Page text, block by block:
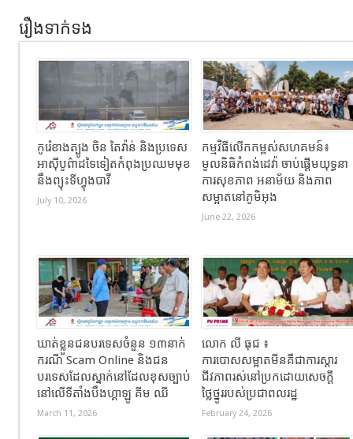
រឿងទាក់ទង
កូរ៉េខាងត្បូង ចិន តៃវ៉ាន់ និងប្រទេស
អាស៊ីបូព៌ាដទៃទៀតកំពុងប្រឈមមុខ
នឹងព្យុះទីហ្វុងបាវី
July 10, 2026
កម្មវិធីលើកកម្ពស់សហគមន៍៖
មូលនិធិកំពង់ដេវ៉ា ចាប់ផ្តើមយុទ្ធនា
ការសុខភាព អនាម័យ និងភាព
សម្អាតនៅភូមិអុង
June 22, 2026
ឃាត់ខ្លួនជនបរទេសចំនួន ១៣នាក់
ករណី Scam Online និងជន
បរទេសដែលស្នាក់នៅដែលខុសច្បាប់
នៅលើទីតាំងបឹងហ្គាឡូ គីម ឈី
March 11, 2026
លោក លី ធុជ ៖
ការបោសសម្អាតមីនគឺជាការស្តារ
ជីវភាពរស់នៅប្រកដោយសេចក្តី
ថ្លៃថ្នូររបស់ប្រជាពលរដ្ឋ
February 24, 2026